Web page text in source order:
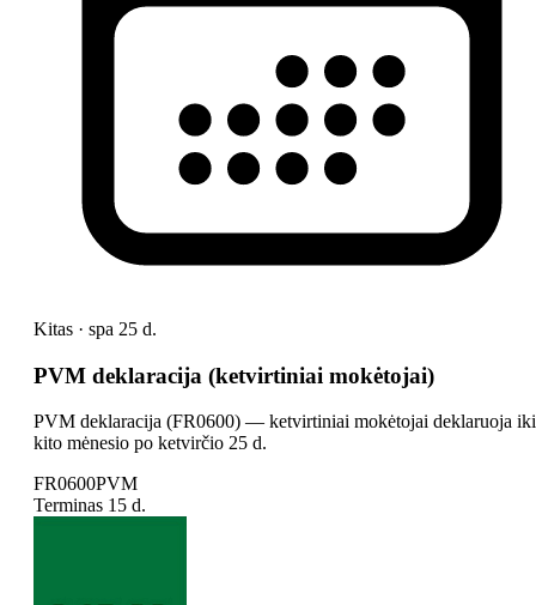
Kitas · spa 25 d.
PVM deklaracija (ketvirtiniai mokėtojai)
PVM deklaracija (FR0600) — ketvirtiniai mokėtojai deklaruoja iki
kito mėnesio po ketvirčio 25 d.
FR0600PVM
Terminas 15 d.